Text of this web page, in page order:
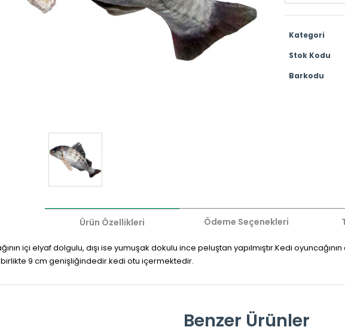
Kategori
Stok Kodu
Barkodu
Ürün Özellikleri Ödeme Seçenekleri
içi elyaf dolgulu, dışı ise yumuşak dokulu ince peluştan yapılmıştır.Kedi oyuncağının
9 cm genişliğindedir.kedi otu içermektedir.
Benzer Ürünler